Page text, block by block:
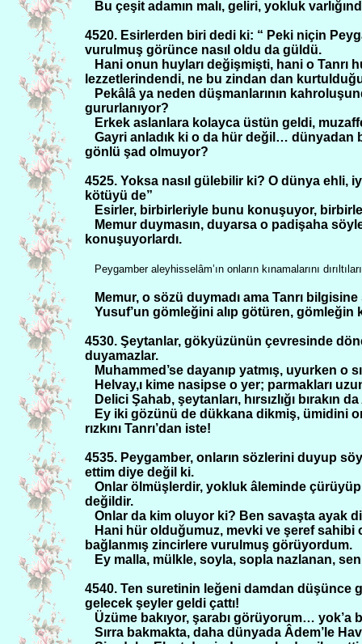
Bu çeşit adamın malı, geliri, yokluk
4520. Esirlerden biri dedi ki: “ Peki niçin
vurulmuş görünce nasıl oldu da güldü.
Hani onun huyları değişmişti, hani o Tanrı
lezzetlerindendi, ne bu zindan dan
Pekâlâ ya neden düşmanlarının
gururlanıyor?
Erkek aslanlara kolayca üstün geldi,
Gayri anladık ki o da hür değil… dünyadan
gönlü şad olmuyor?
4525. Yoksa nasıl gülebilir ki? O dünya ehli,
kötüyü de”
Esirler, birbirleriyle bunu konuşuyor,
Memur duymasın, duyarsa o padişaha
konuşuyorlardı.
Peygamber aleyhisselâm’ın onların kınamalarını
Memur, o sözü duymadı ama Tanrı
Yusuf’un gömleğini alıp götüren,
4530. Şeytanlar, gökyüzünün çevresinde
duyamazlar.
Muhammed’se dayanıp yatmış, uyurken o
Helvay,ı kime nasipse o yer; parmakları
Delici Şahab, şeytanları, hırsızlığı bırakın
Ey iki gözünü de dükkana dikmiş, ümidini
rızkını Tanrı’dan iste!
4535. Peygamber, onların sözlerini duyup
ettim diye değil ki.
Onlar ölmüşlerdir, yokluk âleminde
değildir.
Onlar da kim oluyor ki? Ben savaşta ayak
Hani hür olduğumuz, mevki ve şeref
bağlanmış zincirlere vurulmuş görüyordum.
Ey malla, mülkle, soyla, sopla nazlanan,
4540. Ten suretinin leğeni damdan düşünce
gelecek şeyler geldi çattı!
Üzüme bakıyor, şarabı görüyorum… yok’a
Sırra bakmakta, daha dünyada Âdem’le